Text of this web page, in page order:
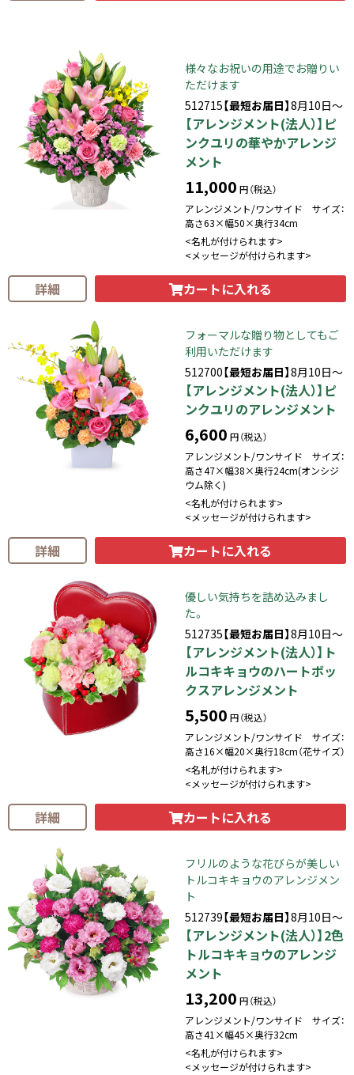
様々なお祝いの用途でお贈りい
ただけます
512715【最短お届日】8月10日～
【アレンジメント(法人）】ピ
ンクユリの華やかアレンジ
メント
11,000 円（税込）
アレンジメント/ワンサイド サイズ：
高さ63×幅50×奥行34cm
<名札が付けられます>
<メッセージが付けられます>
詳細 カートに入れる
フォーマルな贈り物としてもご
利用いただけます
512700【最短お届日】8月10日～
【アレンジメント(法人）】ピ
ンクユリのアレンジメント
6,600 円（税込）
アレンジメント/ワンサイド サイズ：
高さ47×幅38×奥行24cm(オンシジ
ウム除く)
<名札が付けられます>
<メッセージが付けられます>
詳細 カートに入れる
優しい気持ちを詰め込みまし
た。
512735【最短お届日】8月10日～
【アレンジメント(法人）】ト
ルコキキョウのハートボッ
クスアレンジメント
5,500 円（税込）
アレンジメント/ワンサイド サイズ：
高さ16×幅20×奥行18cm（花サイズ）
<名札が付けられます>
<メッセージが付けられます>
詳細 カートに入れる
フリルのような花びらが美しい
トルコキキョウのアレンジメン
ト
512739【最短お届日】8月10日～
【アレンジメント(法人）】2色
トルコキキョウのアレンジ
メント
13,200 円（税込）
アレンジメント/ワンサイド サイズ：
高さ41×幅45×奥行32cm
<名札が付けられます>
<メッセージが付けられます>